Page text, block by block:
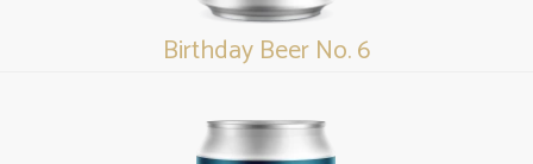
Birthday Beer No. 6